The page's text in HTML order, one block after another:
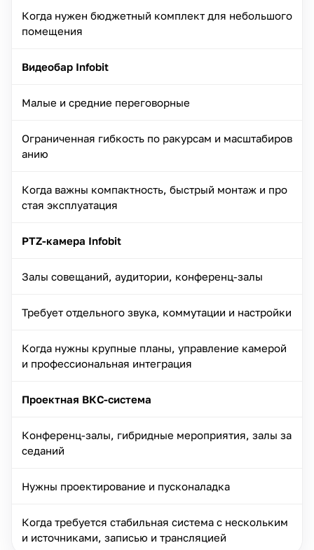
Когда нужен бюджетный комплект для небольшого
помещения
Видеобар Infobit
Малые и средние переговорные
Ограниченная гибкость по ракурсам и масштабиров
анию
Когда важны компактность, быстрый монтаж и про
стая эксплуатация
PTZ-камера Infobit
Залы совещаний, аудитории, конференц-залы
Требует отдельного звука, коммутации и настройки
Когда нужны крупные планы, управление камерой
и профессиональная интеграция
Проектная ВКС-система
Конференц-залы, гибридные мероприятия, залы за
седаний
Нужны проектирование и пусконаладка
Когда требуется стабильная система с нескольким
и источниками, записью и трансляцией